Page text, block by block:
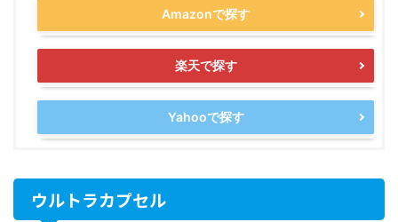
Amazonで探す
楽天で探す
Yahooで探す
ウルトラカプセル